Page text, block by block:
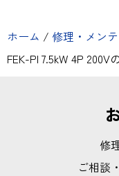
ホーム / 修理・メン
FEK-PI 7.5kW 4P 200V
修
ご相談